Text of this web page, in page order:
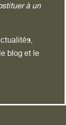
à un
blog et le